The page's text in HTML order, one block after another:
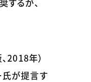
2018年）
氏が提言す